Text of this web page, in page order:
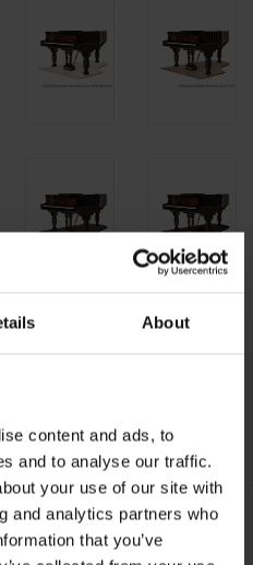
About
content and ads, to
and to analyse our traffic.
your use of our site with
and analytics partners who
that you’ve